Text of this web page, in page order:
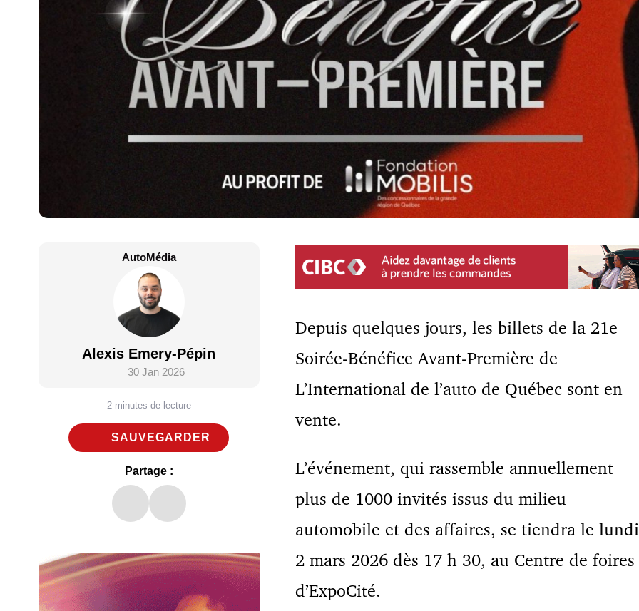
AutoMédia
Alexis Emery-Pépin
30 Jan 2026
2 minutes de lecture
SAUVEGARDER
Partage :
Depuis quelques jours, les billets de la 21e
Soirée-Bénéfice Avant-Première de
L’International de l’auto de Québec sont en
vente.
L’événement, qui rassemble annuellement
plus de 1000 invités issus du milieu
automobile et des affaires, se tiendra le lundi
2 mars 2026 dès 17 h 30, au Centre de foires
d’ExpoCité.